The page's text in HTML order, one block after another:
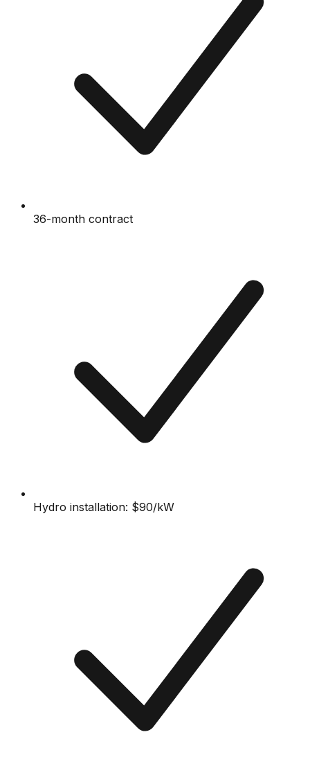
36-month contract
Hydro installation: $90/kW